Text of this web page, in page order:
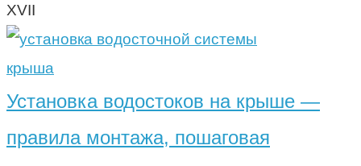
XVII
крыша
Установка водостоков на крыше —
правила монтажа, пошаговая